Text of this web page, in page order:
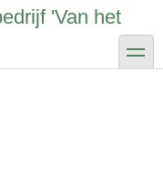
'Van het
toggle